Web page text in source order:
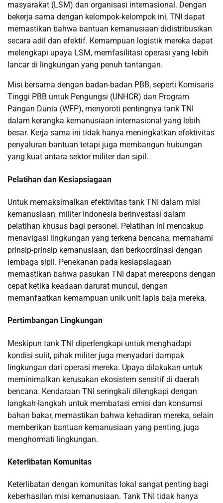
masyarakat (LSM) dan organisasi internasional. Dengan
bekerja sama dengan kelompok-kelompok ini, TNI dapat
memastikan bahwa bantuan kemanusiaan didistribusikan
secara adil dan efektif. Kemampuan logistik mereka dapat
melengkapi upaya LSM, memfasilitasi operasi yang lebih
lancar di lingkungan yang penuh tantangan.
Misi bersama dengan badan-badan PBB, seperti Komisaris
Tinggi PBB untuk Pengungsi (UNHCR) dan Program
Pangan Dunia (WFP), menyoroti pentingnya tank TNI
dalam kerangka kemanusiaan internasional yang lebih
besar. Kerja sama ini tidak hanya meningkatkan efektivitas
penyaluran bantuan tetapi juga membangun hubungan
yang kuat antara sektor militer dan sipil.
Pelatihan dan Kesiapsiagaan
Untuk memaksimalkan efektivitas tank TNI dalam misi
kemanusiaan, militer Indonesia berinvestasi dalam
pelatihan khusus bagi personel. Pelatihan ini mencakup
menavigasi lingkungan yang terkena bencana, memahami
prinsip-prinsip kemanusiaan, dan berkoordinasi dengan
lembaga sipil. Penekanan pada kesiapsiagaan
memastikan bahwa pasukan TNI dapat merespons dengan
cepat ketika keadaan darurat muncul, dengan
memanfaatkan kemampuan unik unit lapis baja mereka.
Pertimbangan Lingkungan
Meskipun tank TNI diperlengkapi untuk menghadapi
kondisi sulit, pihak militer juga menyadari dampak
lingkungan dari operasi mereka. Upaya dilakukan untuk
meminimalkan kerusakan ekosistem sensitif di daerah
bencana. Kendaraan TNI seringkali dilengkapi dengan
langkah-langkah untuk membatasi emisi dan konsumsi
bahan bakar, memastikan bahwa kehadiran mereka, selain
memberikan bantuan kemanusiaan yang penting, juga
menghormati lingkungan.
Keterlibatan Komunitas
Keterlibatan dengan komunitas lokal sangat penting bagi
keberhasilan misi kemanusiaan. Tank TNI tidak hanya